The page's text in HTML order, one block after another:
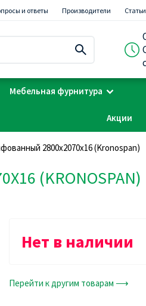
и ответы Производители Статьи
Мебельная фурнитура
Акции
2800х2070х16 (Kronospan)
(KRONOSPAN)
Нет в наличии
Перейти к другим товарам ⟶